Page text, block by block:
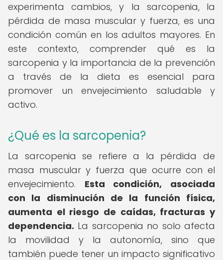
experimenta cambios, y la sarcopenia, la
pérdida de masa muscular y fuerza, es una
condición común en los adultos mayores. En
este contexto, comprender qué es la
sarcopenia y la importancia de la prevención
a través de la dieta es esencial para
promover un envejecimiento saludable y
activo.
¿Qué es la sarcopenia?
La sarcopenia se refiere a la pérdida de
masa muscular y fuerza que ocurre con el
envejecimiento. Esta condición, asociada
con la disminución de la función física,
aumenta el riesgo de caídas, fracturas y
dependencia. La sarcopenia no solo afecta
la movilidad y la autonomía, sino que
también puede tener un impacto significativo